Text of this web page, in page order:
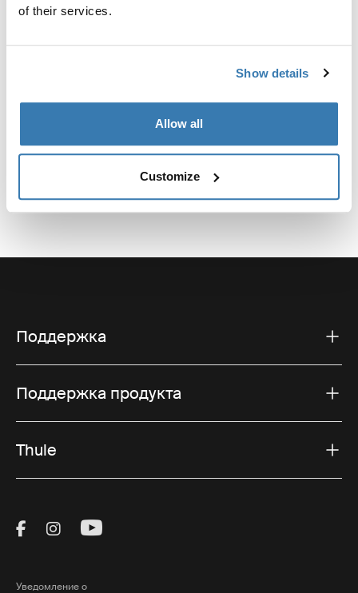
of their services.
Show details
Allow all
Customize
Toggle features
Все характеристики
Toggle guides and instructions
Инструкции
Поддержка
Поддержка продукта
Thule
Visit Thule on Facebook (external link)
Visit Thule on Instagram (external link)
Visit Thule on Youtube (external
Уведомление о